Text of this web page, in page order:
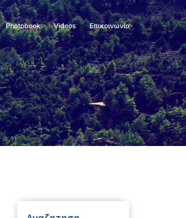
Photobook Videos Επικοινωνία